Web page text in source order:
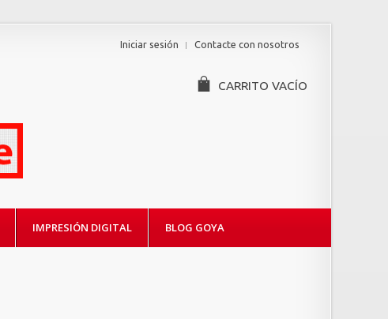
Contacte con nosotros
Iniciar sesión
CARRITO VACÍO
IMPRESIÓN DIGITAL BLOG GOYA